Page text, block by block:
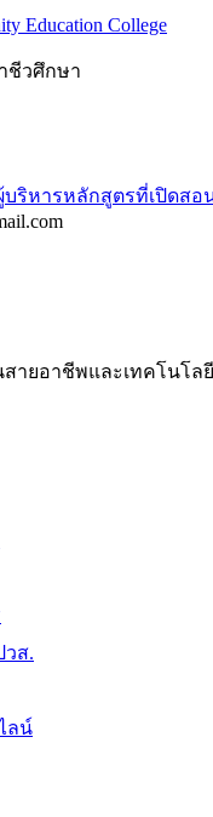
Education College
ชีวศึกษา
ริหารหลักสูตรที่เปิดสอ
สายอาชีพและเทคโน
วส.
ลน์